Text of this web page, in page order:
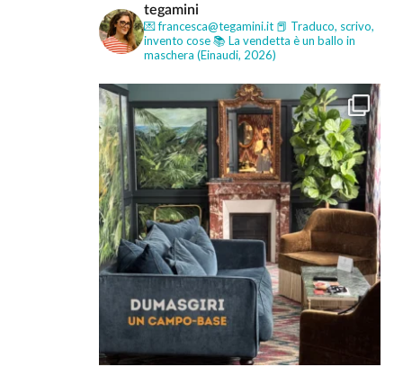
tegamini
💌 francesca@tegamini.it 📕 Traduco, scrivo,
invento cose📚 La vendetta è un ballo in
maschera (Einaudi, 2026)